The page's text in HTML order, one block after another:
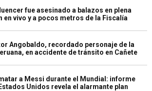
fue asesinado a balazos en plena
en vivo y a pocos metros de la Fiscalía
Angobaldo, recordado personaje de la
en accidente de tránsito en Cañete
a Messi durante el Mundial: informe
Unidos revela el alarmante plan